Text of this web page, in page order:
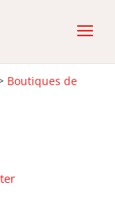
Boutiques de